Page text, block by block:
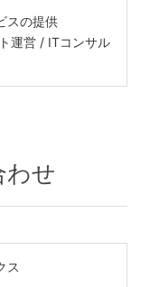
スの提供
運営 / ITコンサル
わせ
ス